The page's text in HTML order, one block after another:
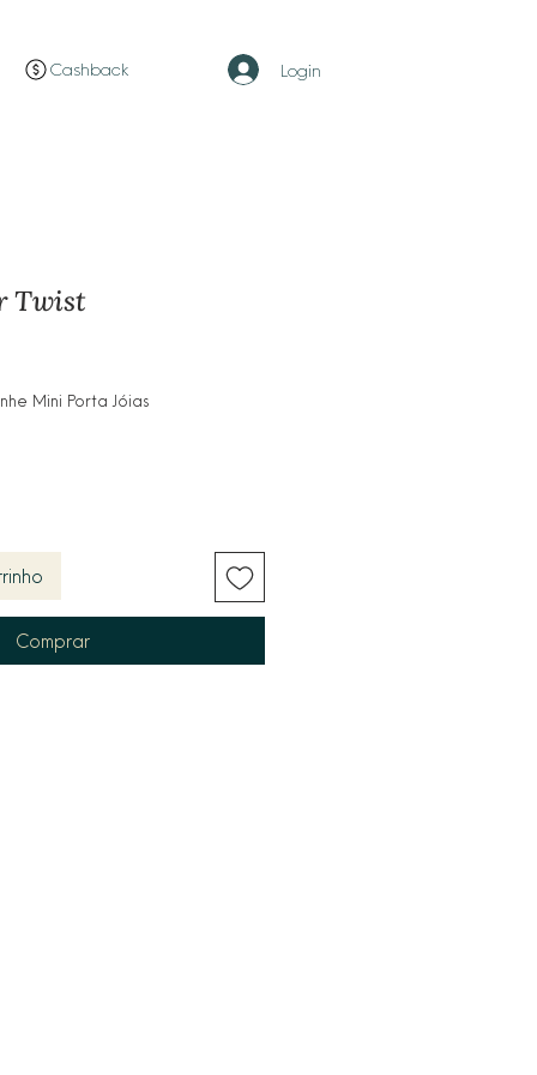
Cashback Login
Twist
Mini Porta Jóias
Comprar